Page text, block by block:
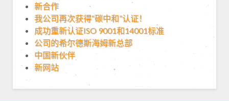
新合作
我公司再次获得“碳中和”认证！
成功重新认证ISO 9001和14001标准
公司的希尔德斯海姆新总部
中国新伙伴
新网站